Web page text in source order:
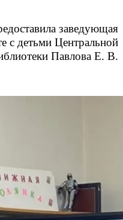
заведующая
с детьми Центральной
Павлова Е. В.